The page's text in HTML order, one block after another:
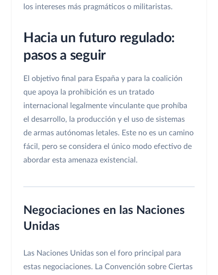
los intereses más pragmáticos o militaristas.
Hacia un futuro regulado:
pasos a seguir
El objetivo final para España y para la coalición
que apoya la prohibición es un tratado
internacional legalmente vinculante que prohíba
el desarrollo, la producción y el uso de sistemas
de armas autónomas letales. Este no es un camino
fácil, pero se considera el único modo efectivo de
abordar esta amenaza existencial.
Negociaciones en las Naciones
Unidas
Las Naciones Unidas son el foro principal para
estas negociaciones. La Convención sobre Ciertas